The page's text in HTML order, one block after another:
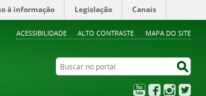
ACESSIBILIDADE ALTO CONTRASTE MAPA DO SITE
à informação Legislação Canais
Buscar no portal
YouTubeFacebookInstagram